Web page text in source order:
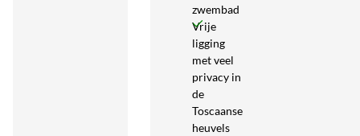
zwembad
Vrije
ligging
met veel
privacy in
de
Toscaanse
heuvels